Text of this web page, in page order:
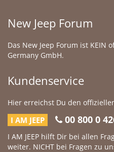
New Jeep Forum
Das New Jeep Forum ist KEIN
Germany GmbH.
Kundenservice
Hier erreichst Du den
I AM JEEP 00 800 0
I AM JEEP hilft Dir bei allen
weiter. NICHT bei Fragen zu